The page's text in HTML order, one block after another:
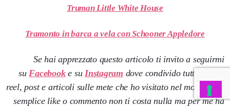
Truman Little White House
Tramonto in barca a vela con Schooner Appledore
Se hai apprezzato questo articolo ti invito a seguirmi
suFacebooke suInstagram dove condivido tutti i nuovi
reel, post e articoli sulle mete che ho visitato nel mondo. Un
semplice like o commento non ti costa nulla ma per me ha